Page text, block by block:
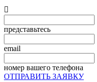

представьтесь
email
номер вашего телефона
ОТПРАВИТЬ ЗАЯВКУ